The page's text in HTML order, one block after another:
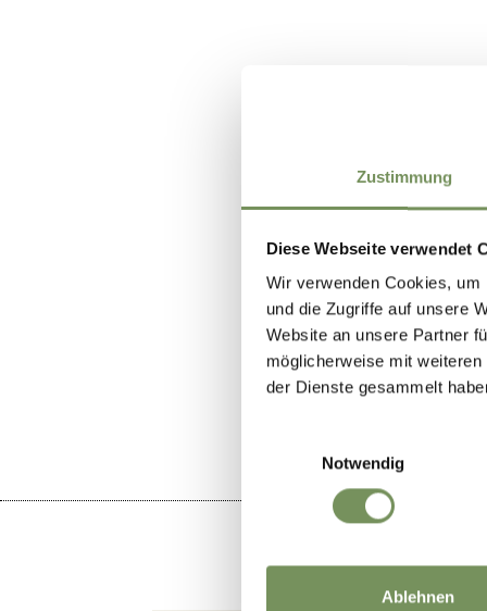
Zustimmung
Diese Webseite verwendet
Wir verwenden Cookies,
und die Zugriffe auf unsere
Website an unsere Partner
möglicherweise mit
der Dienste gesammelt
Notwendig
Ablehnen
WAS DE